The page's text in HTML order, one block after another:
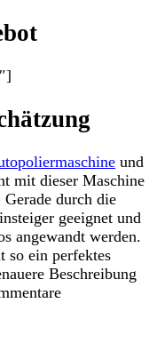
und
mit dieser Maschine
durch die
geeignet und
angewandt werden.
so ein perfektes
Beschreibung